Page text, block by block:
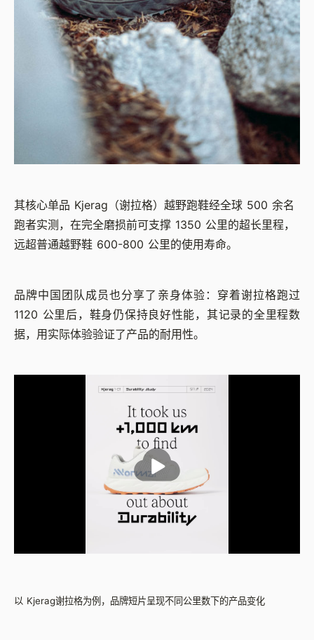
其核心单品 Kjerag（谢拉格）越野跑鞋经全球 500 余名
跑者实测，在完全磨损前可支撑 1350 公里的超长里程，
远超普通越野鞋 600-800 公里的使用寿命。
品牌中国团队成员也分享了亲身体验：穿着谢拉格跑过
1120 公里后，鞋身仍保持良好性能，其记录的全里程数
据，用实际体验验证了产品的耐用性。
以 Kjerag谢拉格为例，品牌短片呈现不同公里数下的产品变化